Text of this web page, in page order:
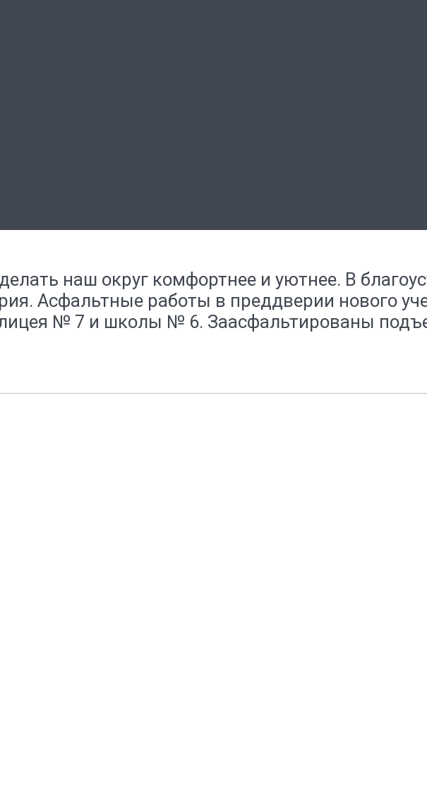
наш округ комфортнее и уютнее. В
Асфальтные работы в преддверии нового
№ 7 и школы № 6. Заасфальтированы